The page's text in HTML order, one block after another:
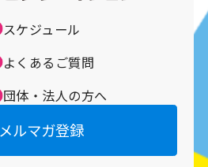
スケジュール
よくあるご質問
団体・法人の方へ
メルマガ登録